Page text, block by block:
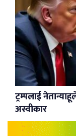
ट्रम्पलाई
अस्वीकार